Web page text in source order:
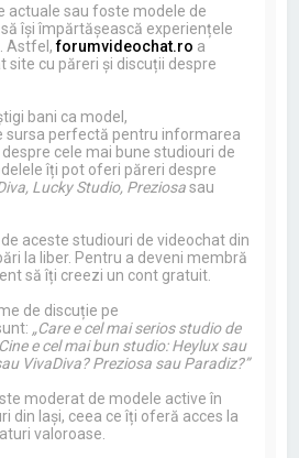
actuale sau foste modele de
își împărtășească experiențele
Astfel,forumvideochat.ro a
site cu păreri și discuții despre
bani ca model,
sursa perfectă pentru informarea
cele mai bune studiouri de
îți pot oferi păreri despre
Lucky Studio, Preziosasau
aceste studiouri de videochat din
la liber. Pentru a deveni membră
să îți creezi un cont gratuit.
de discuție pe
„Care e cel mai serios studio de
e cel mai bun studio: Heylux sau
VivaDiva? Preziosa sau Paradiz?”
moderat de modele active în
din Iași, ceea ce îți oferă acces la
valoroase.